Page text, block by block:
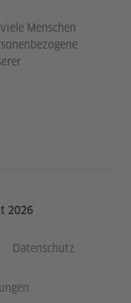
Menschen
2026
Datenschutz